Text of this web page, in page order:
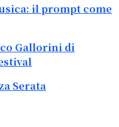
il prompt come
Gallorini di
Serata